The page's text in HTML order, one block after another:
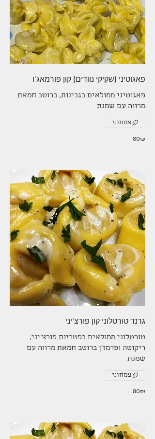
פאגוטיני (שקיקי נוודים) קון פורמאג'ו
פאגוטיני ממולאים בגבינות, ברוטב חמאת
מרווה עם שמנת
‏80 ‏₪
צמחוני
גרנד טורטלוני קון פורצ'יני
טורטלוני ממולאים בפטריות פורצ'יני,
ריקוטה ופרמז'ן ברוטב חמאת מרווה עם
שמנת
‏80 ‏₪
צמחוני